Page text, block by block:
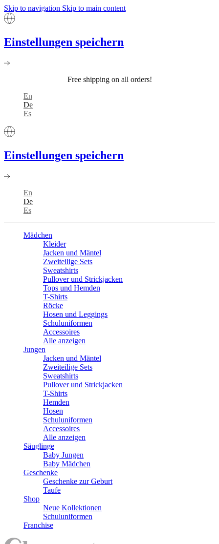
Skip to navigation Skip to main content
Einstellungen speichern
Free shipping on all orders!
En
De
Es
Einstellungen speichern
En
De
Es
Mädchen
Kleider
Jacken und Mäntel
Zweiteilige Sets
Sweatshirts
Pullover und Strickjacken
Tops und Hemden
T-Shirts
Röcke
Hosen und Leggings
Schuluniformen
Accessoires
Alle anzeigen
Jungen
Jacken und Mäntel
Zweiteilige Sets
Sweatshirts
Pullover und Strickjacken
T-Shirts
Hemden
Hosen
Schuluniformen
Accessoires
Alle anzeigen
Säuglinge
Baby Jungen
Baby Mädchen
Geschenke
Geschenke zur Geburt
Taufe
Shop
Neue Kollektionen
Schuluniformen
Franchise